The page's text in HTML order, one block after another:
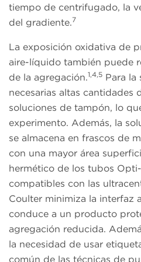
tiempo de centrifugado, la
del gradiente.7
La exposición oxidativa de
aire-líquido también puede
de la agregación.1,4,5 Para la
necesarias altas cantidades
soluciones de tampón, lo
experimento. Además, la
se almacena en frascos de
con una mayor área
hermético de los tubos
compatibles con las
Coulter minimiza la interfaz
conduce a un producto
agregación reducida.
la necesidad de usar
común de las técnicas de